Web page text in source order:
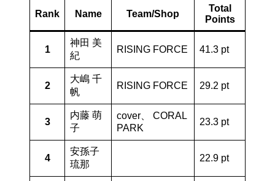
Rank Name Team/Shop
Total
Points
1
神田 美
紀
RISING FORCE 41.3 pt
2
大嶋 千
帆
RISING FORCE 29.2 pt
3
内藤 萌
子
cover、 CORAL
PARK
23.3 pt
4
安孫子
琉那
22.9 pt